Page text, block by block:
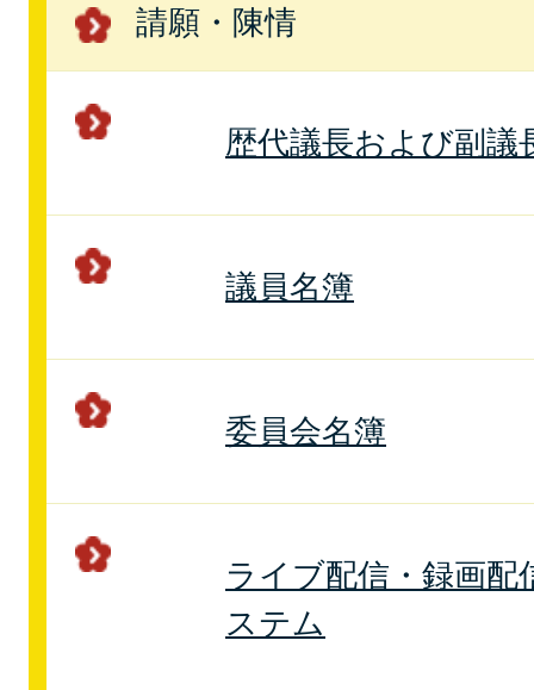
請願・陳情
歴代議長および副議
議員名簿
委員会名簿
ライブ配信・録画配
ステム